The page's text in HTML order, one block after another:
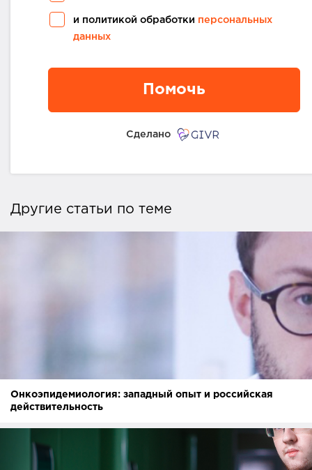
и политикой обработки персональных
данных
Помочь
Сделано
Другие статьи по теме
Онкоэпидемиология: западный опыт и российская
действительность